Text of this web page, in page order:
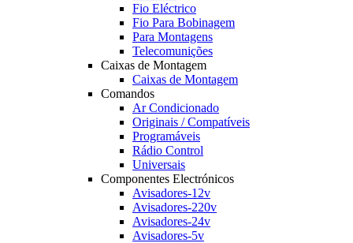
Fio Eléctrico
Fio Para Bobinagem
Para Montagens
Telecomunições
Caixas de Montagem
Caixas de Montagem
Comandos
Ar Condicionado
Originais / Compatíveis
Programáveis
Rádio Control
Universais
Componentes Electrónicos
Avisadores-12v
Avisadores-220v
Avisadores-24v
Avisadores-5v